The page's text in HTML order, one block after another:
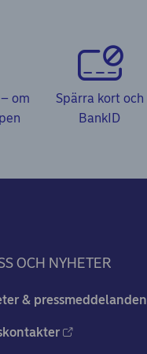
om
Spärra kort och
BankID
OCH NYHETER
& pressmeddelanden